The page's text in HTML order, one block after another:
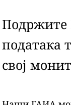
података
свој